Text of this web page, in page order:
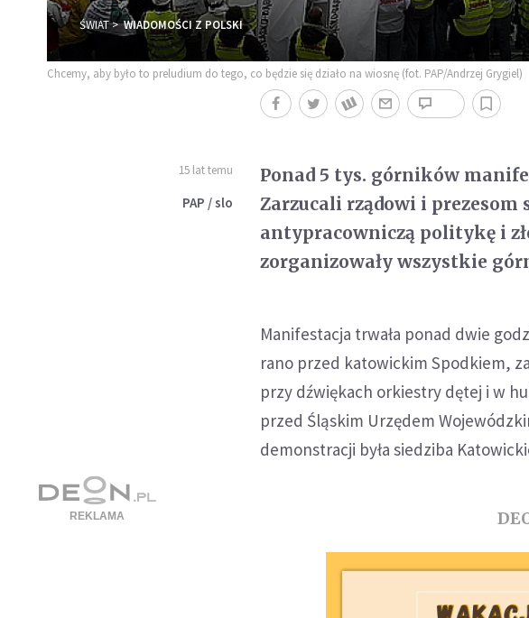
ŚWIAT WIADOMOŚCI Z POLSKI
Chcemy, aby było to preludium do tego, co będzie się działo na wiosnę (fot. PAP/Andrzej Grygiel)
15 lat temu
PAP / slo
Ponad 5 tys. górników
Zarzucali rządowi i prezesom
antypracowniczą politykę i
zorganizowały wszystkie
Manifestacja trwała ponad dwie
rano przed katowickim Spodkiem,
przy dźwiękach orkiestry dętej i w
przed Śląskim Urzędem
demonstracji była siedziba